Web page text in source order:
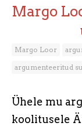
Margo
Margo Loor
argumenteeritud
Ühele mu
koolitusele